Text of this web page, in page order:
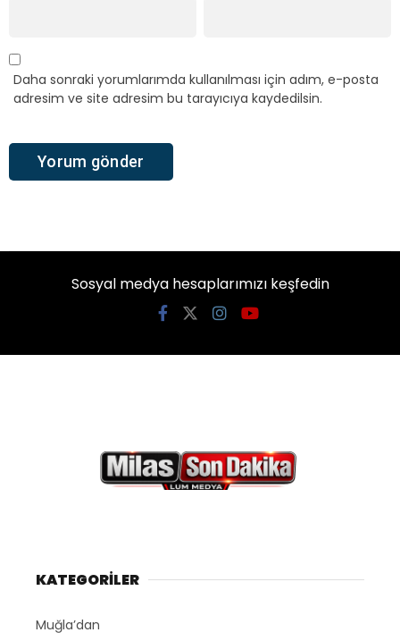
Daha sonraki yorumlarımda kullanılması için adım, e-posta
adresim ve site adresim bu tarayıcıya kaydedilsin.
Sosyal medya hesaplarımızı keşfedin
KATEGORİLER
Muğla’dan